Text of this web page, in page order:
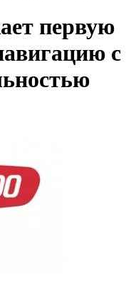
первую
с